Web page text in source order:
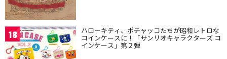
18 ハローキティ、ポチャッコたちが昭和レトロな
コインケースに！「サンリオキャラクターズ コ
インケース」第２弾